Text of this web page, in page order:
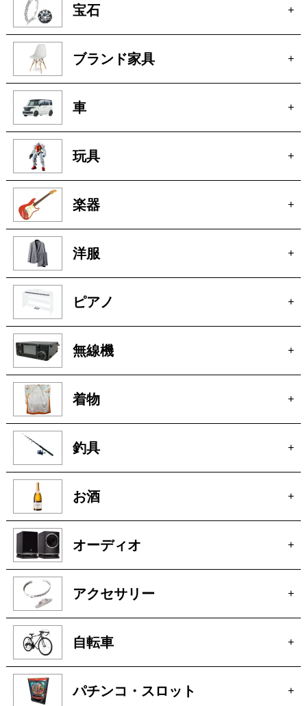
宝石 +
ブランド家具 +
車 +
玩具 +
楽器 +
洋服 +
ピアノ +
無線機 +
着物 +
釣具 +
お酒 +
オーディオ +
アクセサリー +
自転車 +
パチンコ・スロット +